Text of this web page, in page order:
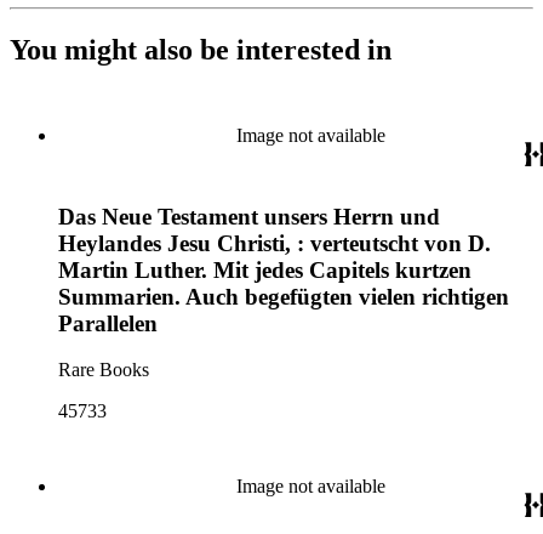
You might also be interested in
Image not available
Das Neue Testament unsers Herrn und
Heylandes Jesu Christi, : verteutscht von D.
Martin Luther. Mit jedes Capitels kurtzen
Summarien. Auch begefügten vielen richtigen
Parallelen
Rare Books
45733
Image not available